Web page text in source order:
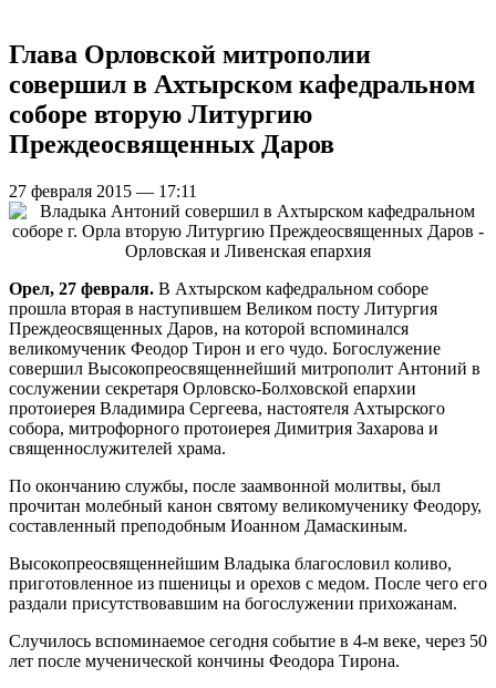
Глава Орловской митрополии
совершил в Ахтырском кафедральном
соборе вторую Литургию
Преждеосвященных Даров
27 февраля 2015 — 17:11
Орел, 27 февраля. В Ахтырском кафедральном соборе
прошла вторая в наступившем Великом посту Литургия
Преждеосвященных Даров, на которой вспоминался
великомученик Феодор Тирон и его чудо. Богослужение
совершил Высокопреосвященнейший митрополит Антоний в
сослужении секретаря Орловско-Болховской епархии
протоиерея Владимира Сергеева, настоятеля Ахтырского
собора, митрофорного протоиерея Димитрия Захарова и
священнослужителей храма.
По окончанию службы, после заамвонной молитвы, был
прочитан молебный канон святому великомученику Феодору,
составленный преподобным Иоанном Дамаскиным.
Высокопреосвященнейшим Владыка благословил коливо,
приготовленное из пшеницы и орехов с медом. После чего его
раздали присутствовавшим на богослужении прихожанам.
Случилось вспоминаемое сегодня событие в 4-м веке, через 50
лет после мученической кончины Феодора Тирона.